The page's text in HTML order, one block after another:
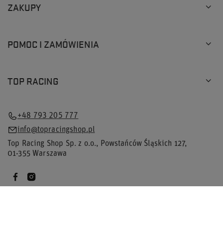
ZAKUPY
POMOC I ZAMÓWIENIA
TOP RACING
+48 793 205 777
info@topracingshop.pl
Top Racing Shop Sp. z o.o., Powstańców Śląskich 127,
01-355Warszawa